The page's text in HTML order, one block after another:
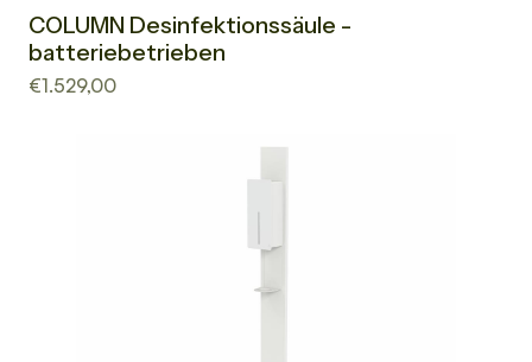
COLUMN Desinfektionssäule -
batteriebetrieben
€1.529,00